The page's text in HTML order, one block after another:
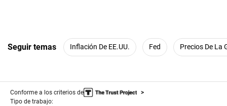
Seguir temas Inflación De EE.UU. Fed Precios De La
Conforme a los criterios de
Tipo de trabajo: